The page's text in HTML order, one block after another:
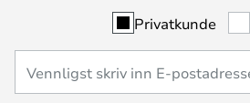
Privatkunde